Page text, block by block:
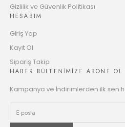
12
Gizlilik ve Güvenlik Politikası
HESABIM
Giriş Yap
Kayıt Ol
Sipariş Takip
HABER BÜLTENİMİZE ABONE OL
Kampanya ve İndirimlerden ilk sen